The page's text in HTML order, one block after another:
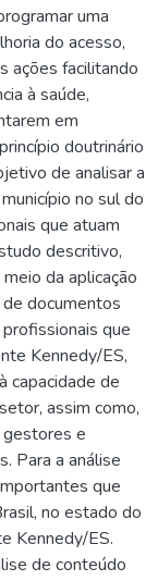
uma
do acesso,
ações facilitando
à saúde,
em
doutrinário
de analisar a
no sul do
que atuam
descritivo,
da aplicação
documentos
que
Kennedy/ES,
capacidade de
assim como,
e
Para a análise
que
no estado do
Kennedy/ES.
de conteúdo